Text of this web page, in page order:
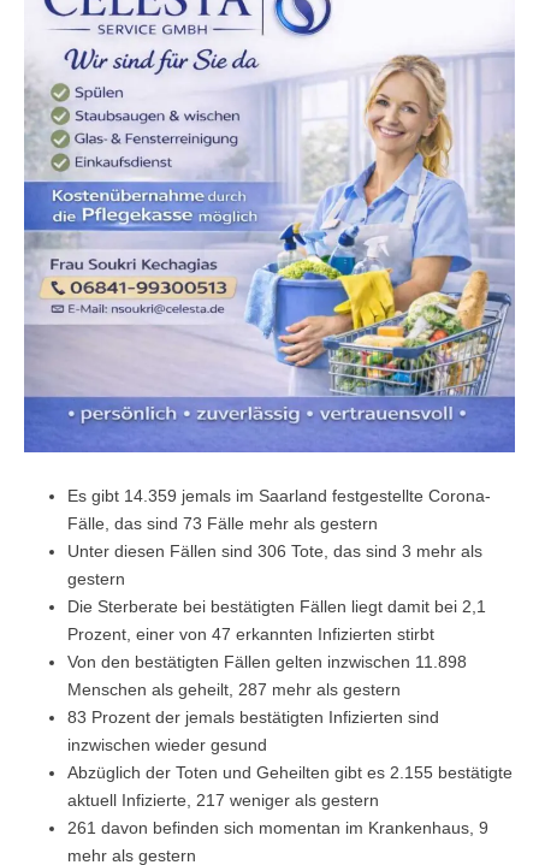
Es gibt 14.359 jemals im Saarland festgestellte Corona-
Fälle, das sind 73 Fälle mehr als gestern
Unter diesen Fällen sind 306 Tote, das sind 3 mehr als
gestern
Die Sterberate bei bestätigten Fällen liegt damit bei 2,1
Prozent, einer von 47 erkannten Infizierten stirbt
Von den bestätigten Fällen gelten inzwischen 11.898
Menschen als geheilt, 287 mehr als gestern
83 Prozent der jemals bestätigten Infizierten sind
inzwischen wieder gesund
Abzüglich der Toten und Geheilten gibt es 2.155 bestätigte
aktuell Infizierte, 217 weniger als gestern
261 davon befinden sich momentan im Krankenhaus, 9
mehr als gestern